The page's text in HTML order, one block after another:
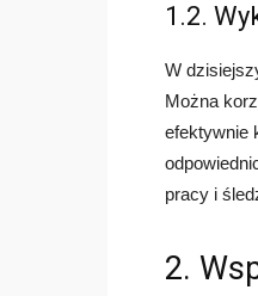
1.2.
W
Można
efektywnie
pracy i
2.